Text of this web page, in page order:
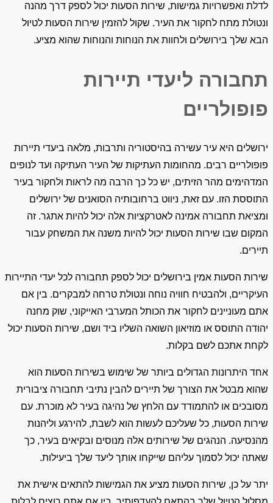
לדלת ואפשרויות גמישות, שירות הסעות יכול לספק דרך מהנה
ונטולת מתח לחקור את העיר. שקול להזמין שירות הסעות לטיול
הבא שלך בירושלים ולחוות את הנוחות והנוחות שהוא מציע.
תחבורה ליעדי תיירות
פופולריים
ירושלים היא עיר עשירה בהיסטוריה ותרבות, מלאה ביעדי תיירות
פופולריים רבים. מהחומות העתיקות של העיר העתיקה ועד לנופים
המדהימים מהר הזיתים, יש כל כך הרבה מה לראות ולחקור בעיר
התוססת הזו. עם זאת, ניווט ברחובותיה הסואנים של ירושלים
ומציאת תחבורה אמינה לאטרקציות אלה יכול להיות אתגר. זה
המקום שבו שירות הסעות יכול להיות משנה את המשחק עבור
תיירים.
שירות הסעות אמין בירושלים יכול לספק תחבורה לכל יעדי התיירות
העיקריים, ולהבטיח חוויה נוחה ונטולת טרחה למבקרים. בין אם
אתם מעוניינים לחקור את הכותל המערבי האייקוני, שוק מחנה
יהודה התוסס או מוזיאון השואה השליו ביד ושם, שירות הסעות יכול
לקחת אתכם לשם בקלות.
אחד היתרונות הגדולים ביותר של שימוש בשירות הסעות הוא
שהוא מבטל את הצורך של תיירים להבין נתיבי תחבורה ציבורית
מסובכים או להתמודד עם הלחץ של נהיגה בעיר לא מוכרת. עם
שירות הסעות, כל שעליכם לעשות הוא לשבת, להירגע וליהנות
מהנסיעה. הנהגים של שירותים אלה מנוסים ובקיאים בעיר, כך
שאתה יכול לסמוך עליהם שייקחו אותך ליעד שלך ביעילות.
יתר על כן, שירות הסעות מציע את הגמישות להתאים אישית את